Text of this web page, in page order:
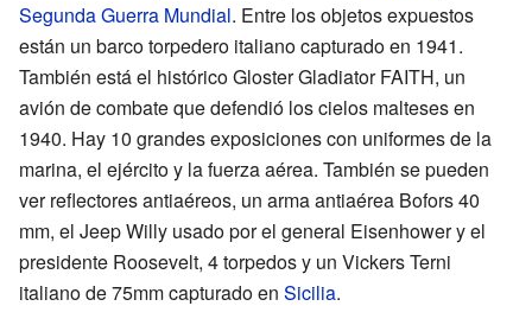
Segunda Guerra Mundial. Entre los objetos expuestos
están un barco torpedero italiano capturado en 1941.
También está el histórico Gloster Gladiator FAITH, un
avión de combate que defendió los cielos malteses en
1940. Hay 10 grandes exposiciones con uniformes de la
marina, el ejército y la fuerza aérea. También se pueden
ver reflectores antiaéreos, un arma antiaérea Bofors 40
mm, el Jeep Willy usado por el general Eisenhower y el
presidente Roosevelt, 4 torpedos y un Vickers Terni
italiano de 75mm capturado en Sicilia.